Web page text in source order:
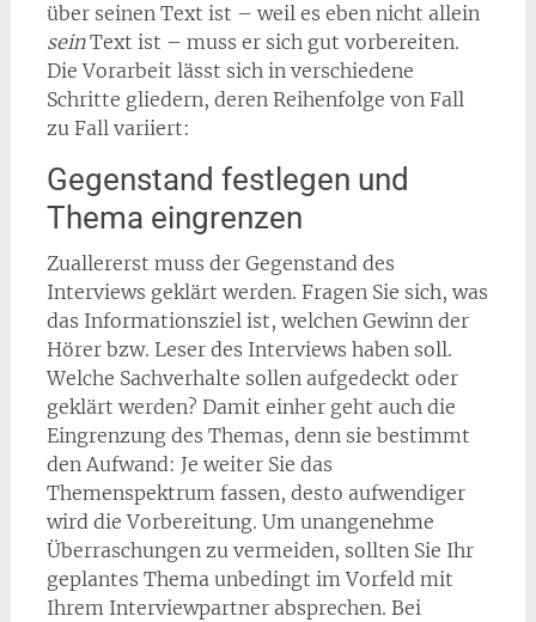
über seinen Text ist – weil es eben nicht allein
seinText ist – muss er sich gut vorbereiten.
Die Vorarbeit lässt sich in verschiedene
Schritte gliedern, deren Reihenfolge von Fall
zu Fall variiert:
Gegenstand festlegen und
Thema eingrenzen
Zuallererst muss der Gegenstand des
Interviews geklärt werden. Fragen Sie sich, was
das Informationsziel ist, welchen Gewinn der
Hörer bzw. Leser des Interviews haben soll.
Welche Sachverhalte sollen aufgedeckt oder
geklärt werden? Damit einher geht auch die
Eingrenzung des Themas, denn sie bestimmt
den Aufwand: Je weiter Sie das
Themenspektrum fassen, desto aufwendiger
wird die Vorbereitung. Um unangenehme
Überraschungen zu vermeiden, sollten Sie Ihr
geplantes Thema unbedingt im Vorfeld mit
Ihrem Interviewpartner absprechen. Bei